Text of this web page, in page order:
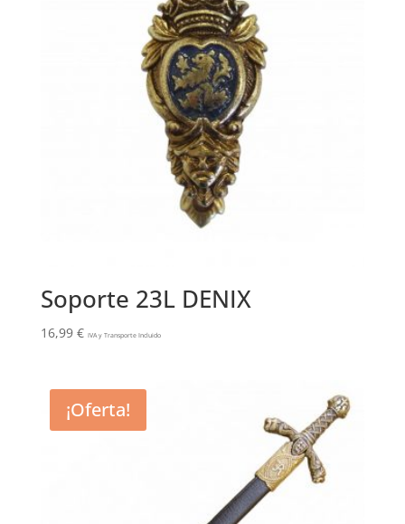
Soporte 23L DENIX
16,99 € IVA y Transporte Incluido
¡Oferta!